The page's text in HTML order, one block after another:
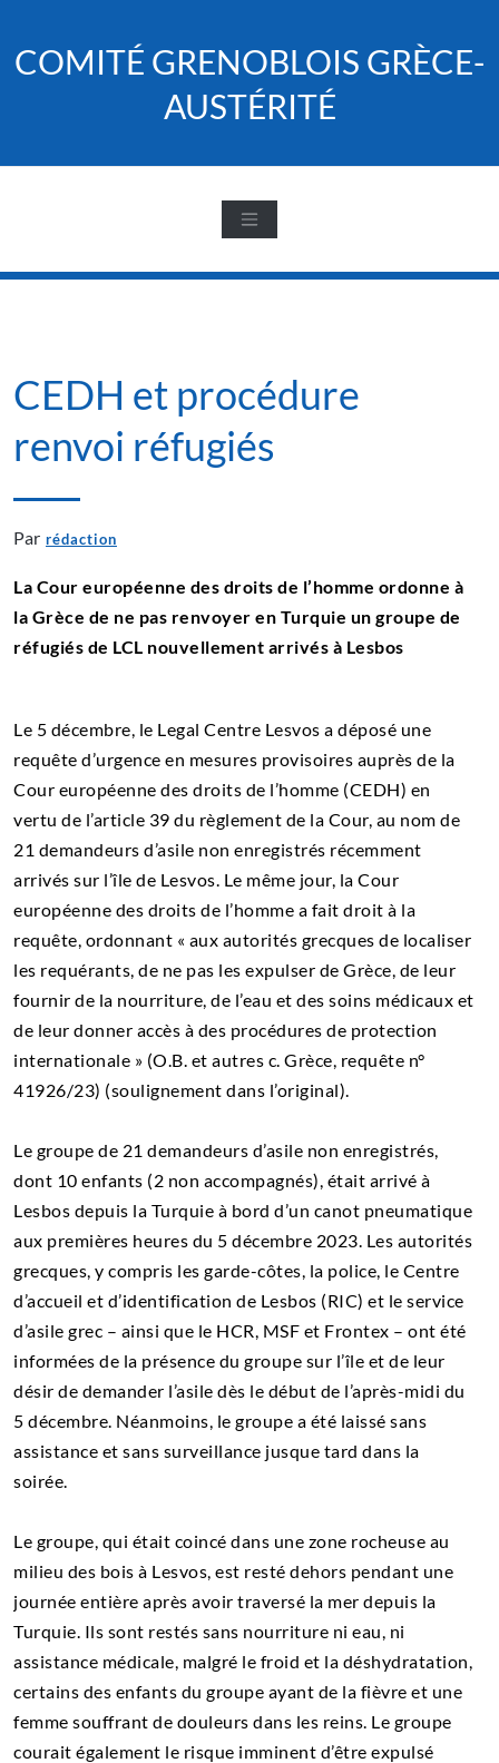
content
COMITÉ GRENOBLOIS GRÈCE-
AUSTÉRITÉ
CEDH et procédure
renvoi réfugiés
Par rédaction
La Cour européenne des droits de l’homme ordonne à
la Grèce de ne pas renvoyer en Turquie un groupe de
réfugiés de LCL nouvellement arrivés à Lesbos
Le 5 décembre, le Legal Centre Lesvos a déposé une
requête d’urgence en mesures provisoires auprès de la
Cour européenne des droits de l’homme (CEDH) en
vertu de l’article 39 du règlement de la Cour, au nom de
21 demandeurs d’asile non enregistrés récemment
arrivés sur l’île de Lesvos. Le même jour, la Cour
européenne des droits de l’homme a fait droit à la
requête, ordonnant « aux autorités grecques de localiser
les requérants, de ne pas les expulser de Grèce, de leur
fournir de la nourriture, de l’eau et des soins médicaux et
de leur donner accès à des procédures de protection
internationale » (O.B. et autres c. Grèce, requête n°
41926/23) (soulignement dans l’original).
Le groupe de 21 demandeurs d’asile non enregistrés,
dont 10 enfants (2 non accompagnés), était arrivé à
Lesbos depuis la Turquie à bord d’un canot pneumatique
aux premières heures du 5 décembre 2023. Les autorités
grecques, y compris les garde-côtes, la police, le Centre
d’accueil et d’identification de Lesbos (RIC) et le service
d’asile grec – ainsi que le HCR, MSF et Frontex – ont été
informées de la présence du groupe sur l’île et de leur
désir de demander l’asile dès le début de l’après-midi du
5 décembre. Néanmoins, le groupe a été laissé sans
assistance et sans surveillance jusque tard dans la
soirée.
Le groupe, qui était coincé dans une zone rocheuse au
milieu des bois à Lesvos, est resté dehors pendant une
journée entière après avoir traversé la mer depuis la
Turquie. Ils sont restés sans nourriture ni eau, ni
assistance médicale, malgré le froid et la déshydratation,
certains des enfants du groupe ayant de la fièvre et une
femme souffrant de douleurs dans les reins. Le groupe
courait également le risque imminent d’être expulsé